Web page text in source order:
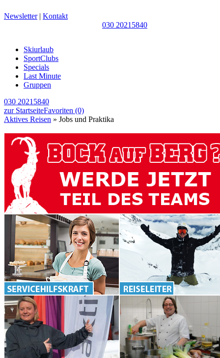
Newsletter| Kontakt
030 20215840
Skiurlaub
SportClubs
Specials
Last Minute
Gruppen
030 20215840
zur StartseiteFavoriten (0)
Aktives Reisen » Jobs und Praktika